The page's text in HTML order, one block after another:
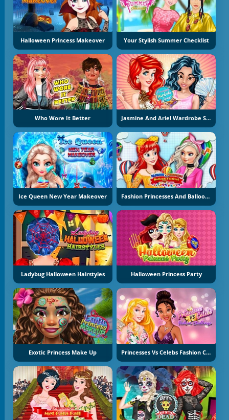
Halloween Princess Makeover Your Stylish Summer Checklist
Who Wore It Better Jasmine And Ariel Wardrobe Swap
Ice Queen New Year Makeover Fashion Princesses And Balloon Festival
Ladybug Halloween Hairstyles Halloween Princess Party
Exotic Princess Make Up Princesses Vs Celebs Fashion Challenge